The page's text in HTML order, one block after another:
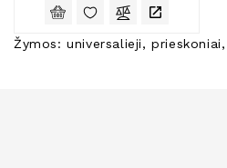
Žymos:universalieji,prieskoniai